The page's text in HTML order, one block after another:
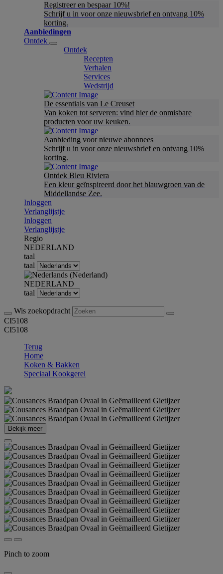
Registreer en bespaar 10%!
Schrijf u in voor onze nieuwsbrief en ontvang 10%
korting.
Aanbiedingen
Ontdek
Ontdek
Recepten
Verhalen
Services
Wedstrijd
De essentials van Le Creuset
Van koken tot serveren: vind hier de onmisbare
producten voor uw keuken.
Aanbieding voor nieuwe abonnees
Schrijf u in voor onze nieuwsbrief en ontvang 10%
korting.
Ontdek Bleu Riviera
Een kleur geïnspireerd door het blauwgroen van de
Middellandse Zee.
Inloggen
Verlanglijstje
Inloggen
Verlanglijstje
Regio
NEDERLAND
taal
taal
NEDERLAND
taal
Wis zoekopdracht
CI5108
CI5108
Terug
Home
Koken & Bakken
Speciaal Kookgerei
Bekijk meer
Pinch to zoom